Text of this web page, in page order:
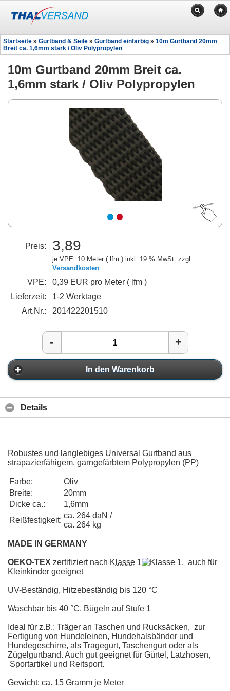
Startseite » Gurtband & Seile » Gurtband einfarbig » 10m Gurtband 20mm
Breit ca. 1,6mm stark / Oliv Polypropylen
10m Gurtband 20mm Breit ca.
1,6mm stark / Oliv Polypropylen
Preis: 3,89
je VPE: 10 Meter ( lfm ) inkl. 19 % MwSt. zzgl.
Versandkosten
VPE:
0,39 EUR pro Meter ( lfm )
Lieferzeit:
1-2 Werktage
Art.Nr.:
201422201510
- +
In den Warenkorb
Details
Robustes und langlebiges Universal Gurtband aus
strapazierfähigem, garngefärbtem Polypropylen (PP)
Farbe:
Oliv
Breite:
20mm
Dicke ca.:
1,6mm
Reißfestigkeit:
ca. 264 daN /
ca. 264 kg
MADE IN GERMANY
OEKO-TEX zertifiziert nach Klasse 1
, auch für
Kleinkinder geeignet
UV-Beständig, Hitzebeständig bis 120 °C
Waschbar bis 40 °C, Bügeln auf Stufe 1
Ideal für z.B.: Träger an Taschen und Rucksäcken, zur
Fertigung von Hundeleinen, Hundehalsbänder und
Hundegeschirre, als Tragegurt, Taschengurt oder als
Zügelgurtband. Auch gut geeignet für Gürtel, Latzhosen,
Sportartikel und Reitsport.
Gewicht: ca. 15 Gramm je Meter